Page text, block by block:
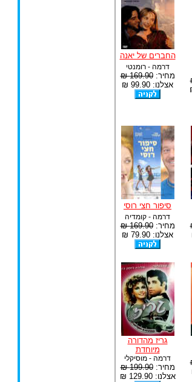
החברים של יאנה
דרמה - רומנטי
מחיר:169.90 ₪
אצלנו: 99.90 ₪
סיפור חצי רוסי
דרמה - קומדיה
מחיר:169.90 ₪
אצלנו: 79.90 ₪
גריז מהדורה
מיוחדת
דרמה - מוסיקלי
מחיר:199.90 ₪
אצלנו: 129.90 ₪